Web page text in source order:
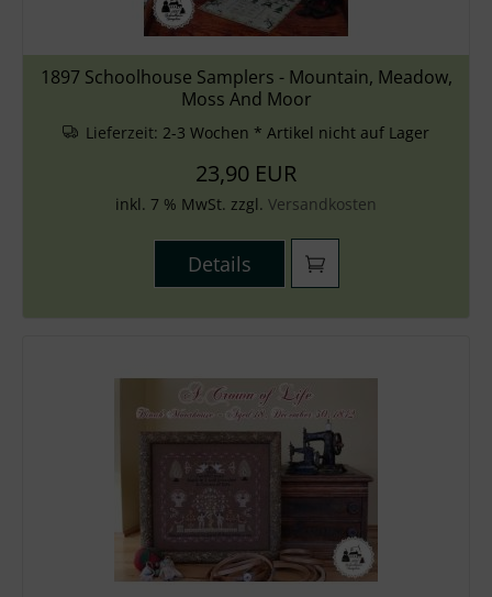
1897 Schoolhouse Samplers - Mountain, Meadow,
Moss And Moor
Lieferzeit: 2-3 Wochen * Artikel nicht auf Lager
23,90 EUR
inkl. 7 % MwSt. zzgl. Versandkosten
Details